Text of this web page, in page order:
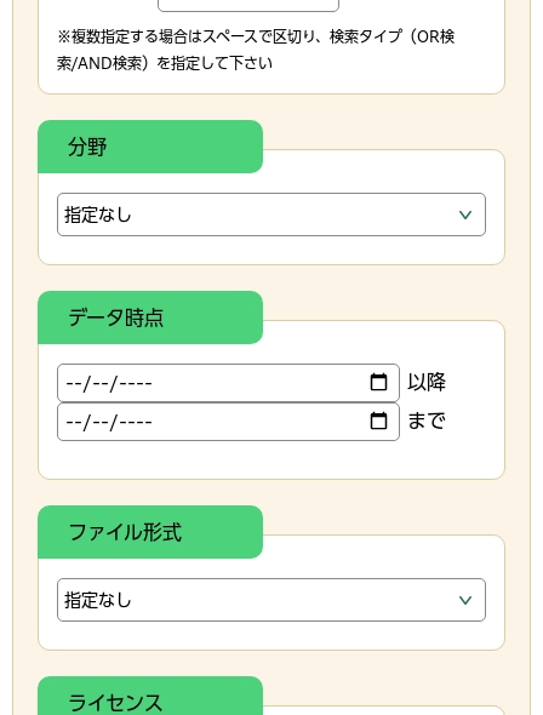
※複数指定する場合はスペースで区切り、検索タイプ（OR検
索/AND検索）を指定して下さい
分野
データ時点
以降
まで
ファイル形式
ライセンス